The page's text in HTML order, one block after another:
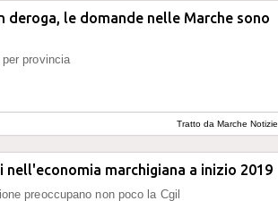
deroga, le domande nelle Marche sono
provincia
Tratto da Marche Notizie
nell'economia marchigiana a inizio 2019
preoccupano non poco la Cgil